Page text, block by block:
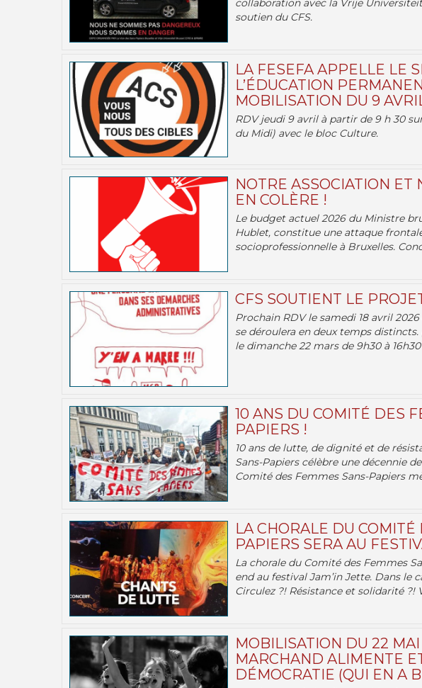
collaboration avec la Vrije
soutien du CFS.
LA FESEFA APPELLE LE
L’ÉDUCATION
MOBILISATION DU 9
RDV jeudi 9 avril à partir de 9 h 30
du Midi) avec le bloc Culture.
NOTRE ASSOCIATION ET
EN COLÈRE !
Le budget actuel 2026 du Ministre
Hublet, constitue une attaque
socioprofessionnelle à Bruxelles.
CFS SOUTIENT LE
Prochain RDV le samedi 18 avril
se déroulera en deux temps
le dimanche 22 mars de 9h30 à
10 ANS DU COMITÉ DES
PAPIERS !
10 ans de lutte, de dignité et de
Sans-Papiers célèbre une décennie
Comité des Femmes Sans-Papiers
LA CHORALE DU
PAPIERS SERA AU
La chorale du Comité des Femmes
end au festival Jam’in Jette. Dans le
Circulez ?! Résistance et solidarité ?!
MOBILISATION DU 22
MARCHAND ALIMENTE
DÉMOCRATIE (QUI EN A